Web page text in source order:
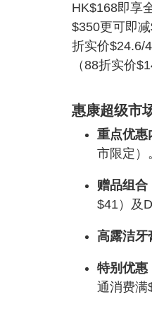
HK$168即享
$350更可即
折实价$24.6/
（88折实价
惠康超级市
重点优惠
市限定）
赠品组合
$41）及
高露洁牙
特别优惠
通消费满